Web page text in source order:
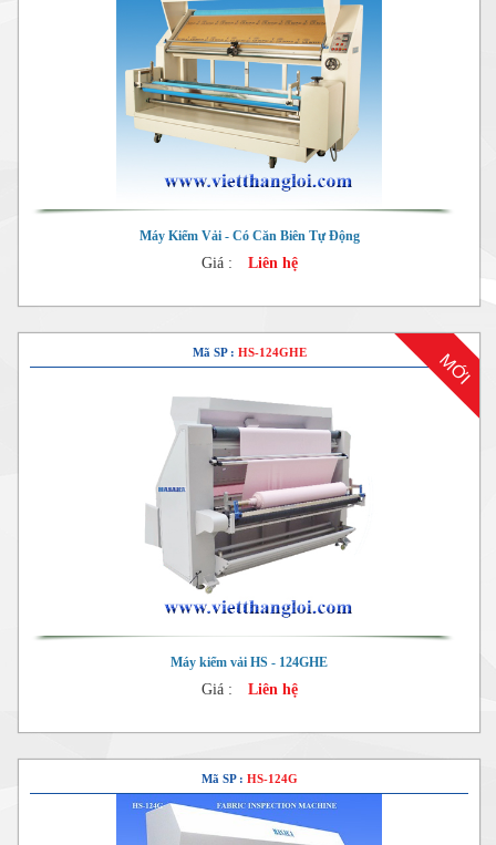
Máy Kiểm Vải - Có Căn Biên Tự Động
Giá : Liên hệ
Mã SP : HS-124GHE MỚI
Máy kiểm vải HS - 124GHE
Giá : Liên hệ
Mã SP : HS-124G